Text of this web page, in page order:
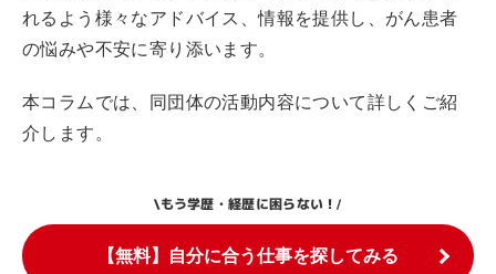
れるよう様々なアドバイス、情報を提供し、がん患者
の悩みや不安に寄り添います。
本コラムでは、同団体の活動内容について詳しくご紹
介します。
\もう学歴・経歴に困らない！/
【無料】自分に合う仕事を探してみる